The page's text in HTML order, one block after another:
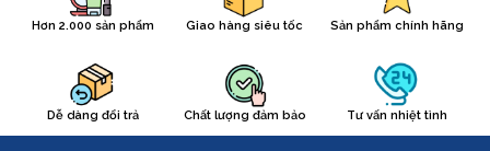
Hơn 2.000 sản phẩm Giao hàng siêu tốc Sản phẩm chính hãng
Dễ dàng đổi trả Chất lượng đảm bảo Tư vấn nhiệt tình